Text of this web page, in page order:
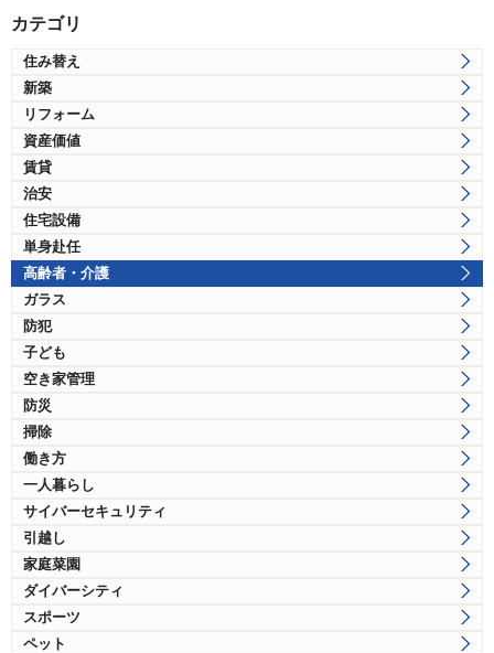
カテゴリ
住み替え
新築
リフォーム
資産価値
賃貸
治安
住宅設備
単身赴任
高齢者・介護
ガラス
防犯
子ども
空き家管理
防災
掃除
働き方
一人暮らし
サイバーセキュリティ
引越し
家庭菜園
ダイバーシティ
スポーツ
ペット